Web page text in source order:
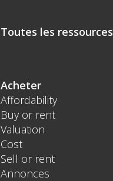
Toutes les ressources
Acheter
Affordability
Buy or rent
Valuation
Cost
Sell or rent
Annonces